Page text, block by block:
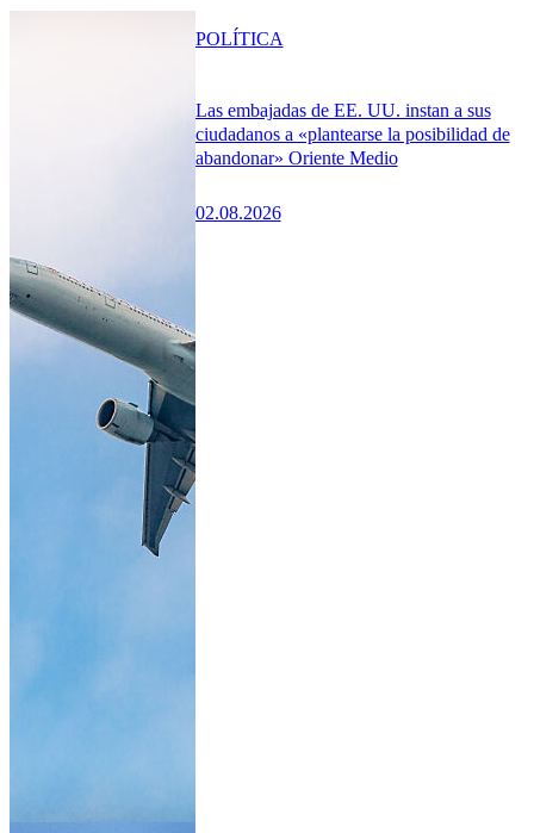
Las embajadas de EE. UU. instan a sus
ciudadanos a «plantearse la posibilidad de
abandonar» Oriente Medio
02.08.2026
POLÍTICA